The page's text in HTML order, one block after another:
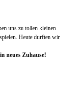
uns zu tollen kleinen
Heute durften wir
neues Zuhause!